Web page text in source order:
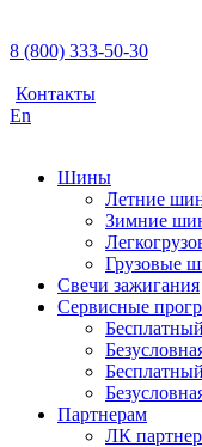
8 (800) 333-50-30
Контакты
En
Шины
Летние
Зимние
Грузовые
Свечи зажигания
Сервисные
Партнерам
ЛК